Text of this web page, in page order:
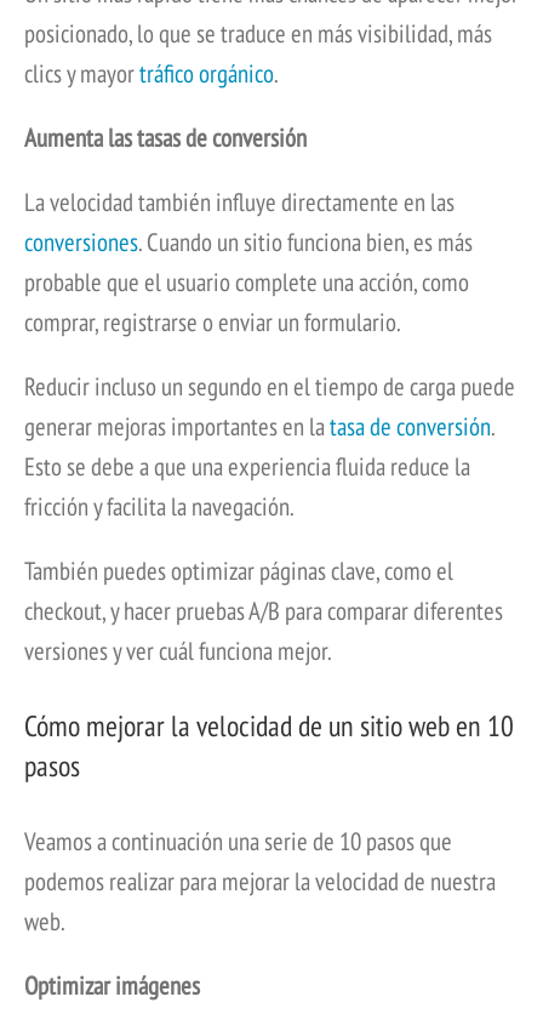
posicionado, lo que se traduce en más visibilidad, más
clics y mayortráfico orgánico.
Aumenta las tasas de conversión
La velocidad también influye directamente en las
conversiones. Cuando un sitio funciona bien, es más
probable que el usuario complete una acción, como
comprar, registrarse o enviar un formulario.
Reducir incluso un segundo en el tiempo de carga puede
generar mejoras importantes en latasa de conversión.
Esto se debe a que una experiencia fluida reduce la
fricción y facilita la navegación.
También puedes optimizar páginas clave, como el
checkout, y hacer pruebas A/B para comparar diferentes
versiones y ver cuál funciona mejor.
Cómo mejorar la velocidad de un sitio web en 10
pasos
Veamos a continuación una serie de 10 pasos que
podemos realizar para mejorar la velocidad de nuestra
web.
Optimizar imágenes